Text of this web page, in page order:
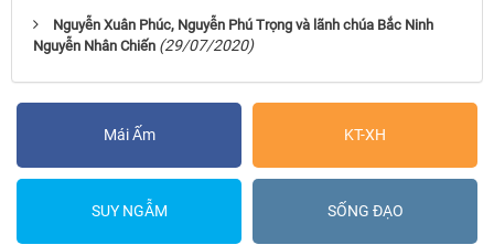
Nguyễn Xuân Phúc, Nguyễn Phú Trọng và lãnh chúa Bắc Ninh
Nguyễn Nhân Chiến (29/07/2020)
Mái Ấm KT-XH
SUY NGẪM SỐNG ĐẠO